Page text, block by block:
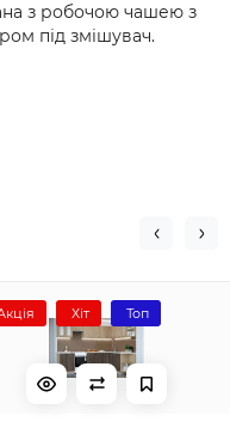
з робочою чашею з
під змішувач.
Хіт Топ